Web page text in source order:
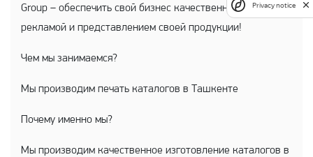
Group – обеспечить свой бизнес качественной и яркой
рекламой и представлением своей продукции!
Чем мы занимаемся?
Мы производим печать каталогов в Ташкенте
Почему именно мы?
Мы производим качественное изготовление каталогов в
Privacy notice